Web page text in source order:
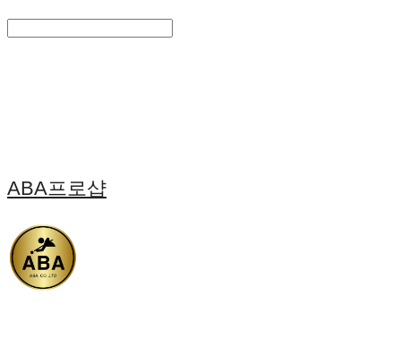
ABA프로샵